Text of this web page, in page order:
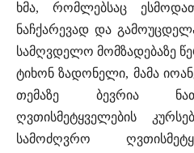
ხმა, რომლებსაც
ნაჩქარევად და
სამღვდელო მომზადებაზე
ტიხონ ზადონელი, მამა
თემაზე ბევრია
ღვთისმეტყველების
სამოძღვრო